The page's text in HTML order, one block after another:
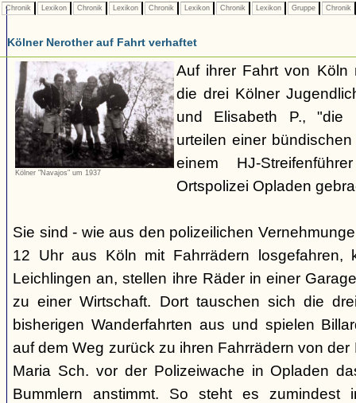
Chronik Lexikon Chronik Lexikon Chronik Lexikon Chronik Lexikon Gruppe Chronik
Kölner Nerother auf Fahrt verhaftet
Kölner "Navajos" um 1937
Auf ihrer Fahrt von Köln
die drei Kölner
und Elisabeth P., "die
urteilen einer
einem HJ-
Ortspolizei Opladen
Sie sind - wie aus den polizeilichen
12 Uhr aus Köln mit Fahrrädern losgefahren,
Leichlingen an, stellen ihre Räder in einer
zu einer Wirtschaft. Dort tauschen sich die
bisherigen Wanderfahrten aus und spielen
auf dem Weg zurück zu ihren Fahrrädern von
Maria Sch. vor der Polizeiwache in Opladen
Bummlern anstimmt. So steht es